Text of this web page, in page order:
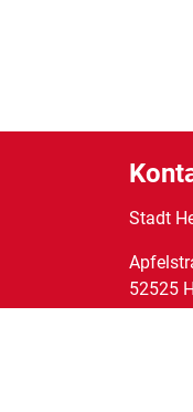
Stadt
52525